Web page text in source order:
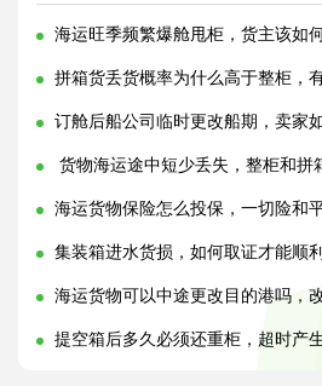
海运旺季频繁爆舱甩柜，货主该如何提前锁定
拼箱货丢货概率为什么高于整柜，有什么办法降
订舱后船公司临时更改船期，卖家如何降低订单
货物海运途中短少丢失，整柜和拼箱理赔流程有什
海运货物保险怎么投保，一切险和平安险分别适合
集装箱进水货损，如何取证才能顺利向船公司申
海运货物可以中途更改目的港吗，改港产生哪些
提空箱后多久必须还重柜，超时产生占用费如何